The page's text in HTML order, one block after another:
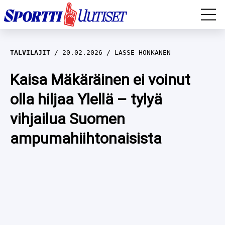
EM-YLEISURHEILU
JÄÄKIEKKO
YLEISURHEILU
WILMA HELTELÄ
TALVILAJIT
TALVILAJIT 20.02.2026 LASSE HONKANEN
Kaisa Mäkäräinen ei voinut
olla hiljaa Ylellä – tylyä
vihjailua Suomen
ampumahiihtonaisista